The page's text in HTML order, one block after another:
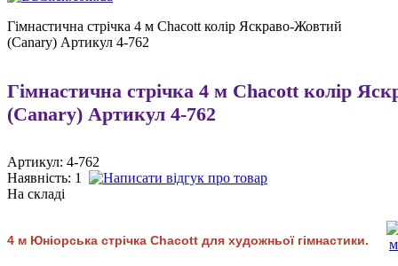
Гімнастична стрічка 4 м Chacott колір Яскраво-Жовтий
(Canary) Артикул 4-762
Гімнастична стрічка 4 м Chacott колір
(Canary) Артикул 4-762
Артикул: 4-762
Наявність: 1
На складі
4 м Юніорська стрічка Chacott для художньої гімнастики.